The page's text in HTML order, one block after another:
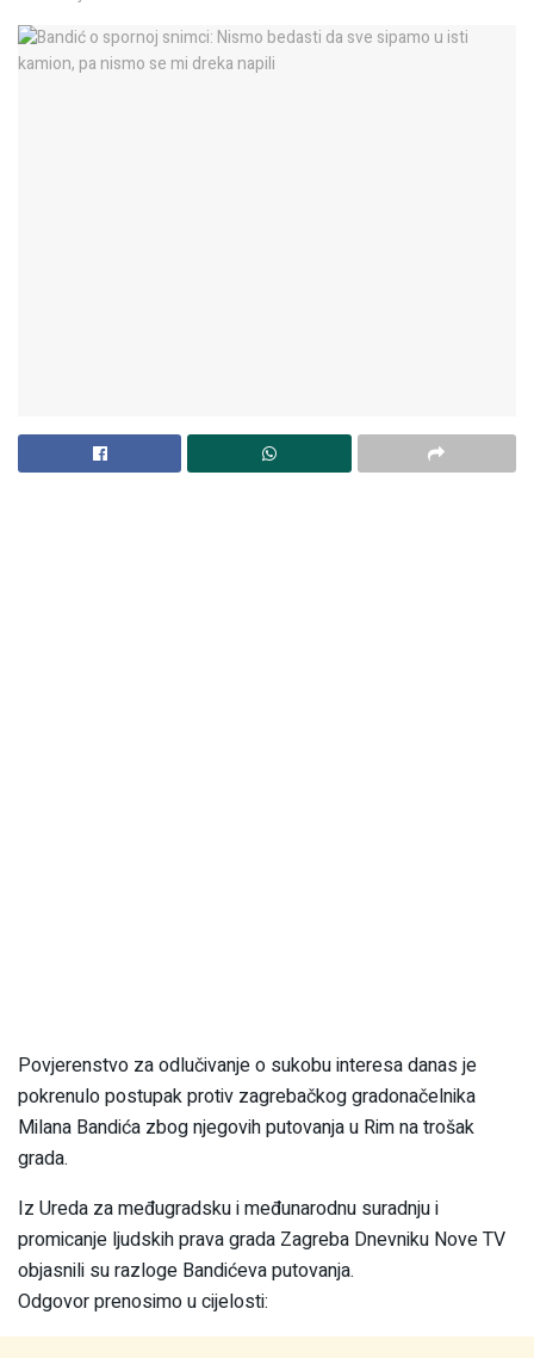
Povjerenstvo za odlučivanje o sukobu interesa danas je
pokrenulo postupak protiv zagrebačkog gradonačelnika
Milana Bandića zbog njegovih putovanja u Rim na trošak
grada.
Iz Ureda za međugradsku i međunarodnu suradnju i
promicanje ljudskih prava grada Zagreba Dnevniku Nove TV
objasnili su razloge Bandićeva putovanja.
Odgovor prenosimo u cijelosti: